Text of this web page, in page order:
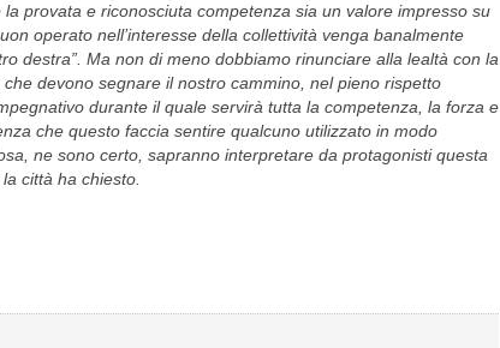
provata e riconosciuta competenza sia un valore impresso su
operato nell’interesse della collettività venga banalmente
destra”. Ma non di meno dobbiamo rinunciare alla lealtà con la
devono segnare il nostro cammino, nel pieno rispetto
durante il quale servirà tutta la competenza, la forza e
che questo faccia sentire qualcuno utilizzato in modo
ne sono certo, sapranno interpretare da protagonisti questa
città ha chiesto.